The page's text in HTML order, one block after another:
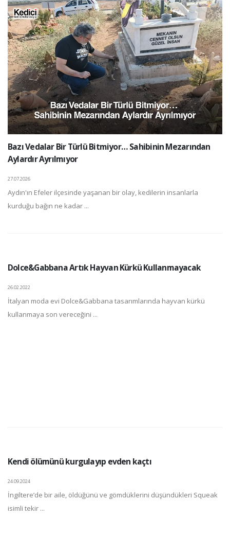
Bazı Vedalar Bir Türlü Bitmiyor… Sahibinin Mezarından
Aylardır Ayrılmıyor
27.07.2026
Aydın'ın Efeler ilçesinde yaşanan bir olay, kedilerin insanlarla
kurduğu bağın ne kadar ...
Dolce&Gabbana Artık Hayvan Kürkü Kullanmayacak
26.02.2022
İtalyan moda evi Dolce&Gabbana tasarımlarında hayvan kürkü
kullanmaya son vereceğini ...
Kendi ölümünü kurgulayıp evden kaçtı
24.09.2024
İngiltere’de bir aile, öldüğünü ve gömdüklerini düşündükleri Squeak
isimli tekir ...